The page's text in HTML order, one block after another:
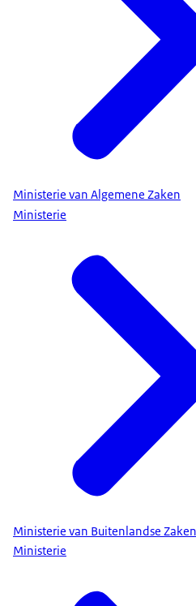
Ministerie van Algemene Zaken
Ministerie
Ministerie van Buitenlandse Zaken
Ministerie